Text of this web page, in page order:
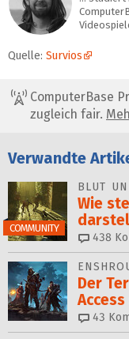
Quelle: Survios
ComputerBase
zugleich fair.
Verwandte
COMMUNITY
BLUT
Wie
438
Der
43